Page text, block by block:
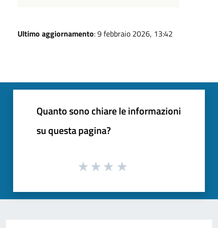
Ultimo aggiornamento: 9 febbraio 2026, 13:42
Quanto sono chiare le informazioni
su questa pagina?